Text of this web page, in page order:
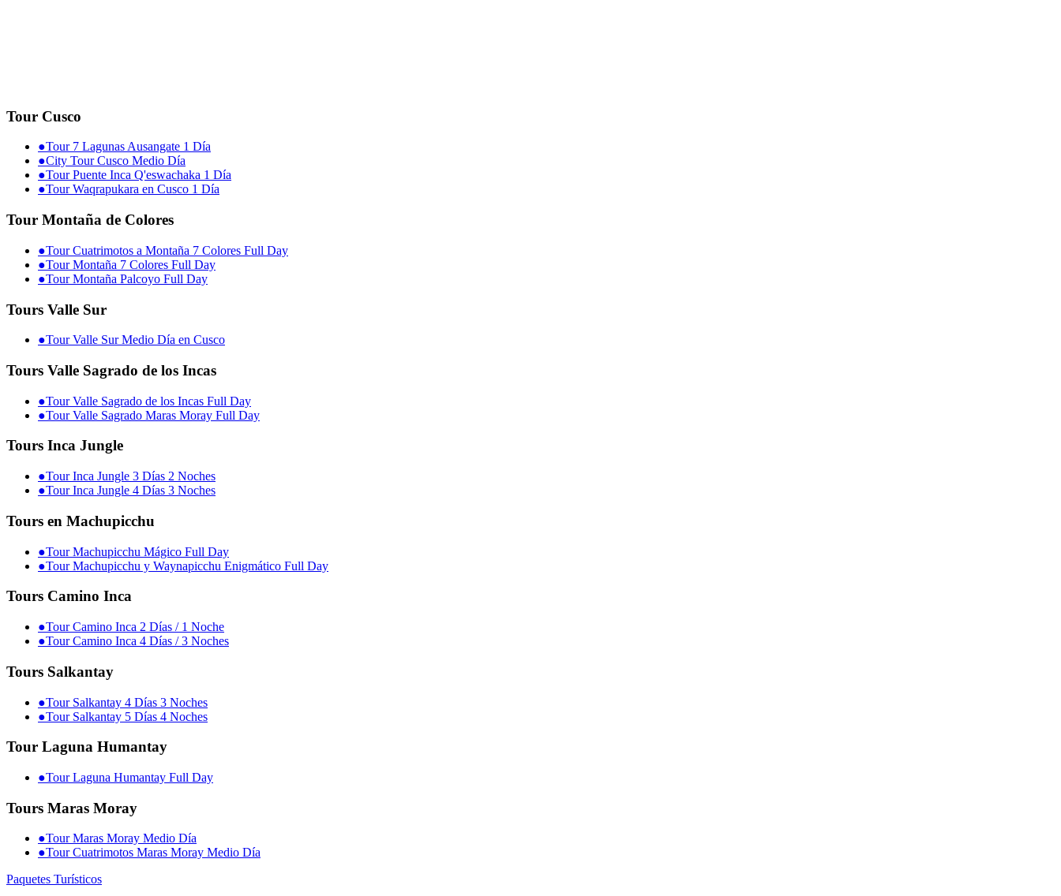
Tour Cusco
●Tour 7 Lagunas Ausangate 1 Día
●City Tour Cusco Medio Día
●Tour Puente Inca Q'eswachaka 1 Día
●Tour Waqrapukara en Cusco 1 Día
Tour Montaña de Colores
●Tour Cuatrimotos a Montaña 7 Colores Full Day
●Tour Montaña 7 Colores Full Day
●Tour Montaña Palcoyo Full Day
Tours Valle Sur
●Tour Valle Sur Medio Día en Cusco
Tours Valle Sagrado de los Incas
●Tour Valle Sagrado de los Incas Full Day
●Tour Valle Sagrado Maras Moray Full Day
Tours Inca Jungle
●Tour Inca Jungle 3 Días 2 Noches
●Tour Inca Jungle 4 Días 3 Noches
Tours en Machupicchu
●Tour Machupicchu Mágico Full Day
●Tour Machupicchu y Waynapicchu Enigmático Full Day
Tours Camino Inca
●Tour Camino Inca 2 Días / 1 Noche
●Tour Camino Inca 4 Días / 3 Noches
Tours Salkantay
●Tour Salkantay 4 Días 3 Noches
●Tour Salkantay 5 Días 4 Noches
Tour Laguna Humantay
●Tour Laguna Humantay Full Day
Tours Maras Moray
●Tour Maras Moray Medio Día
●Tour Cuatrimotos Maras Moray Medio Día
Paquetes Turísticos